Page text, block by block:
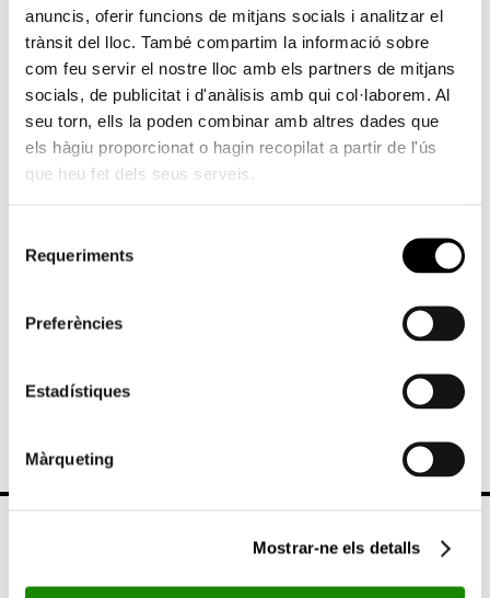
anuncis, oferir funcions de mitjans socials i analitzar el
trànsit del lloc. També compartim la informació sobre
com feu servir el nostre lloc amb els partners de mitjans
socials, de publicitat i d'anàlisis amb qui col·laborem. Al
seu torn, ells la poden combinar amb altres dades que
els hàgiu proporcionat o hagin recopilat a partir de l'ús
que heu fet dels seus serveis.
Requeriments
Preferències
Estadístiques
Màrqueting
Mostrar-ne els detalls
Del 12/11/2010 al 27/11/2010
CENTRE
Casa de Cultura Capellà Pallarés
Caballeros, 12, Sagunt
Sala d’Exposicions Principal.
festius)
Col·labora: Fundació Bancaixa